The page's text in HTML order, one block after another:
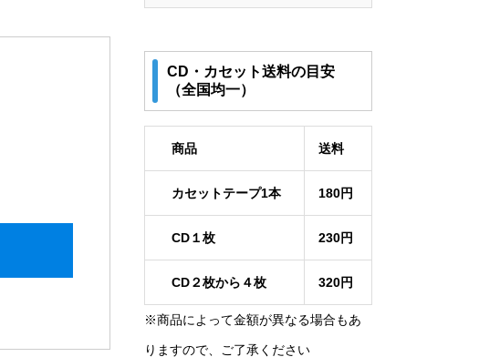
CD・カセット送料の目安
（全国均一）
商品 送料
カセットテープ1本 180円
CD１枚 230円
CD２枚から４枚 320円
※商品によって金額が異なる場合もあ
りますので、ご了承ください